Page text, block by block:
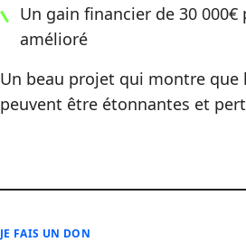
Un gain financier de 30
amélioré
Un beau projet qui montre que
peuvent être étonnantes et
JE FAIS UN DON